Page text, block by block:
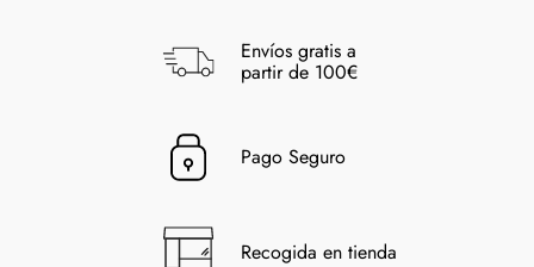
Envíos gratis a
partir de 100€
Pago Seguro
Recogida en tienda